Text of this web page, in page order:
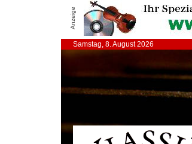
Anzeige
Samstag, 8. August 2026